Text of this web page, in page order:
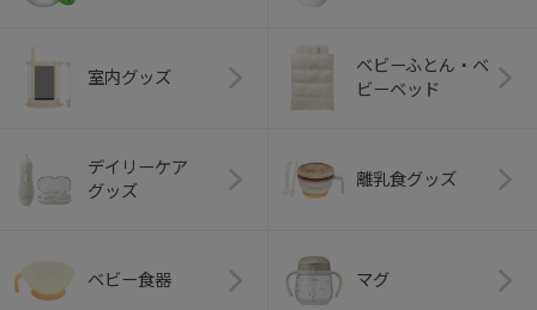
室内グッズ
ベビーふとん・ベ
ビーベッド
デイリーケア
グッズ
離乳食グッズ
ベビー食器 マグ